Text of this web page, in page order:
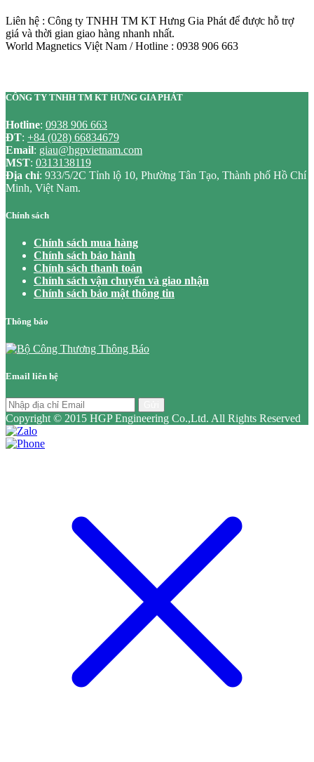
Liên hệ : Công ty TNHH TM KT Hưng Gia Phát để được hỗ trợ
giá và thời gian giao hàng nhanh nhất.
World Magnetics Việt Nam / Hotline : 0938 906 663
CÔNG TY TNHH TM KT HƯNG GIA PHÁT
Hotline: 0938 906 663
ĐT: +84 (028) 66834679
Email: giau@hgpvietnam.com
MST: 0313138119
Địa chỉ: 933/5/2C Tỉnh lộ 10, Phường Tân Tạo, Thành phố Hồ Chí
Minh, Việt Nam.
Chính sách
Chính sách mua hàng
Chính sách bảo hành
Chính sách thanh toán
Chính sách vận chuyển và giao nhận
Chính sách bảo mật thông tin
Thông báo
Email liên hệ
Copyright © 2015 HGP Engineering Co.,Ltd. All Rights Reserved